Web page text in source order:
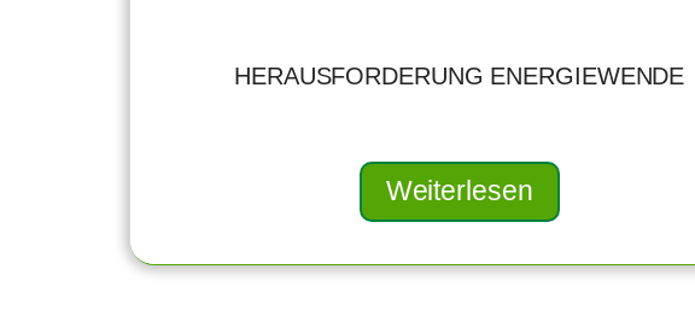
HERAUSFORDERUNG ENERGIEWENDE
Weiterlesen